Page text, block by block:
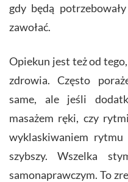
gdy będą
zawołać.
Opiekun jest też od
zdrowia. Często
same, ale jeśli
masażem ręki, czy
wyklaskiwaniem
szybszy. Wszelka
samonaprawczym. To